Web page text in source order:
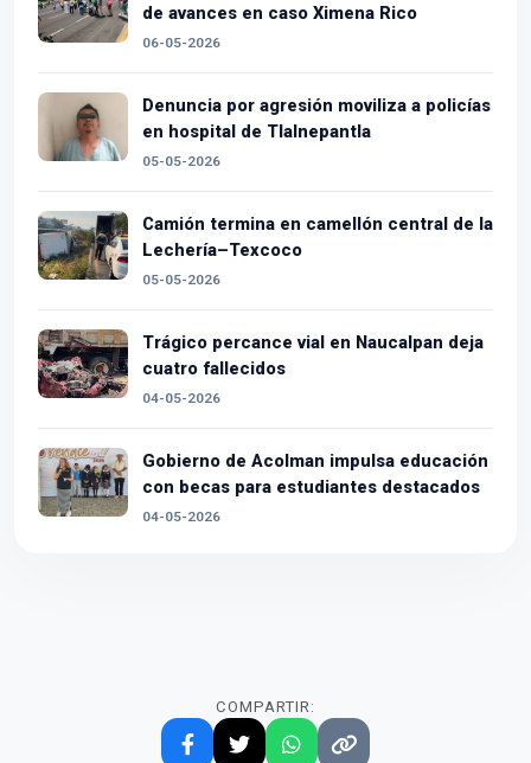
de avances en caso Ximena Rico
06-05-2026
Denuncia por agresión moviliza a policías
en hospital de Tlalnepantla
05-05-2026
Camión termina en camellón central de la
Lechería–Texcoco
05-05-2026
Trágico percance vial en Naucalpan deja
cuatro fallecidos
04-05-2026
Gobierno de Acolman impulsa educación
con becas para estudiantes destacados
04-05-2026
COMPARTIR: